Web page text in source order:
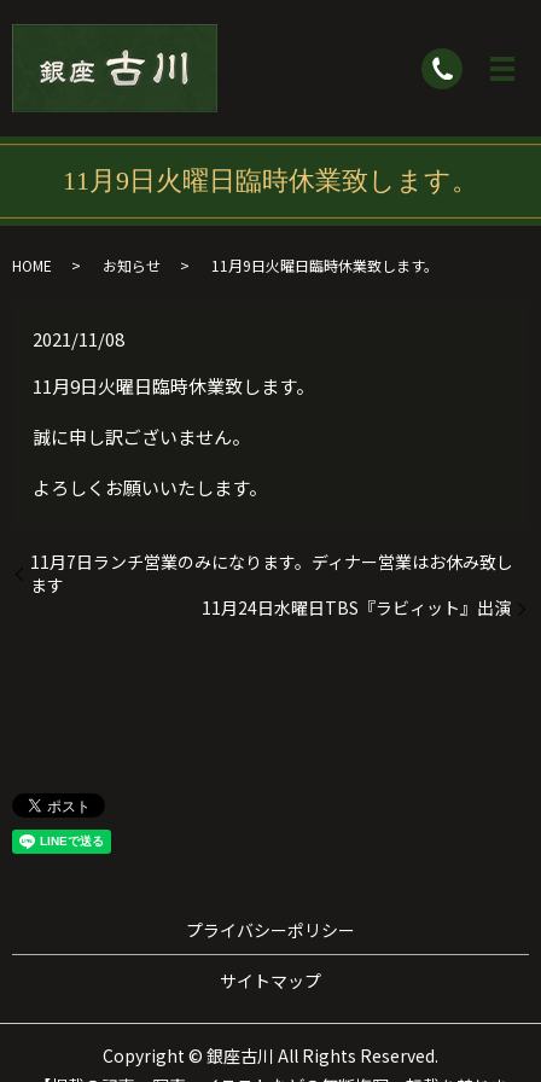
11月9日火曜日臨時休業致します。
HOME お知らせ 11月9日火曜日臨時休業致します。
2021/11/08
11月9日火曜日臨時休業致します。
誠に申し訳ございません。
よろしくお願いいたします。
11月7日ランチ営業のみになります。ディナー営業はお休み致し
ます
11月24日水曜日TBS『ラビィット』出演
プライバシーポリシー
サイトマップ
Copyright © 銀座古川 All Rights Reserved.